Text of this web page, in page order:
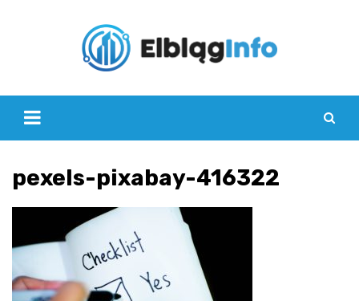
pexels-pixabay-416322